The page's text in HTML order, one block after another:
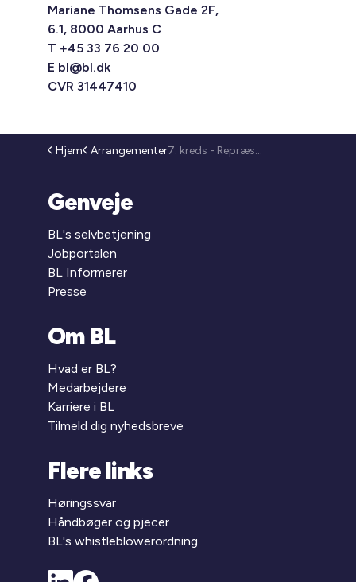
Mariane Thomsens Gade 2F,
6.1, 8000 Aarhus C
T +45 33 76 20 00
E bl@bl.dk
CVR 31447410
Hjem Arrangementer 7. kreds - Repræsentantmøde (25-254)
Genveje
BL's selvbetjening
Jobportalen
BL Informerer
Presse
Om BL
Hvad er BL?
Medarbejdere
Karriere i BL
Tilmeld dig nyhedsbreve
Flere links
Høringssvar
Håndbøger og pjecer
BL's whistleblowerordning